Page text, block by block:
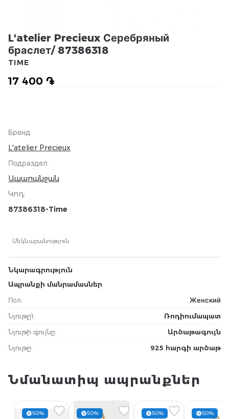
L'atelier Precieux Серебряный
браслет/ 87386318
17 400 ֏
TIME
Бренд:
L'atelier Precieux
Подраздел:
Ապարանջան
Կոդ:
87386318-Time
Մեկնաբանություն
Նկարագրություն
Ապրանքի մանրամասներ
Пол:
Женский
Նյութը1:
Ռոդիումապատ
Նյութի գույնը:
Արծաթագույն
Նյութը: 925 հարգի արծաթ
Նմանատիպ ապրանքներ
50% 50% 50% 50%